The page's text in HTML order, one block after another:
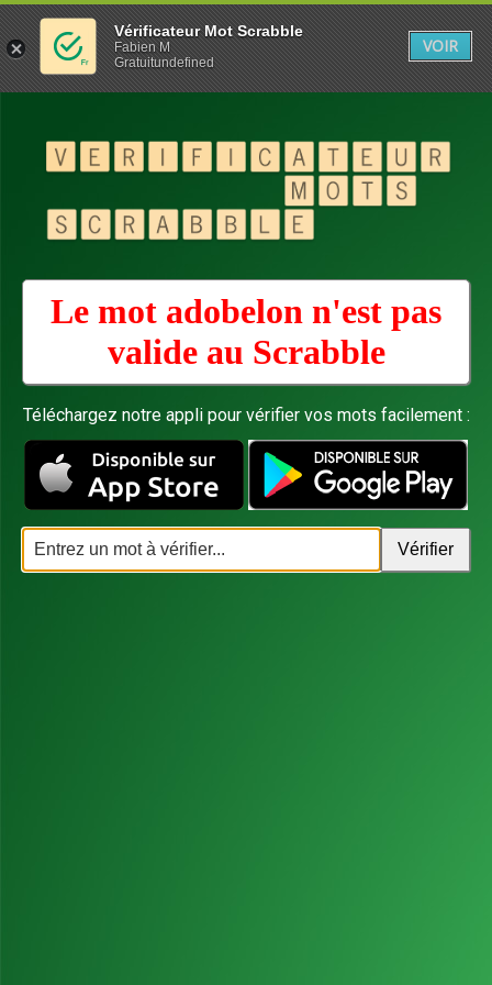
Le mot adobelon n'est pas
valide au Scrabble
Téléchargez notre appli pour vérifier vos mots facilement :
Vérificateur Mot Scrabble
Fabien M
Gratuitundefined
VOIR